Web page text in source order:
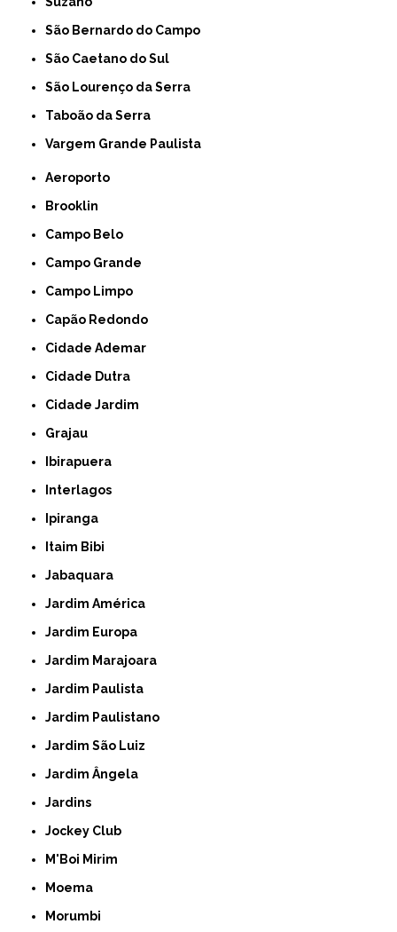
São Bernardo do Campo
São Caetano do Sul
São Lourenço da Serra
Taboão da Serra
Vargem Grande Paulista
Aeroporto
Brooklin
Campo Belo
Campo Grande
Campo Limpo
Capão Redondo
Cidade Ademar
Cidade Dutra
Cidade Jardim
Grajau
Ibirapuera
Interlagos
Ipiranga
Itaim Bibi
Jabaquara
Jardim América
Jardim Europa
Jardim Marajoara
Jardim Paulista
Jardim Paulistano
Jardim São Luiz
Jardim Ângela
Jardins
Jockey Club
M'Boi Mirim
Moema
Morumbi